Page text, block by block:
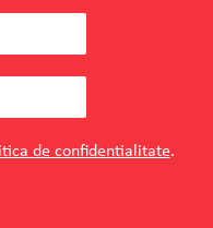
de confidentialitate.